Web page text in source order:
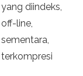
yang diindeks,
off-line,
sementara,
terkompresi